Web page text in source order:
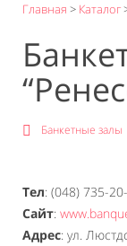
Главная > Каталог
Банкетные залы
Тел: (048) 735-
Сайт:
Адрес: ул.